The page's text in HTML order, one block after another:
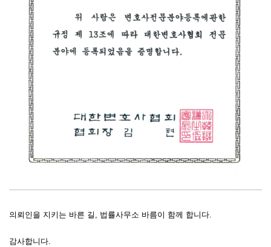
의뢰인을 지키는 바른 길, 법률사무소 바름이 함께 합니다.
감사합니다.